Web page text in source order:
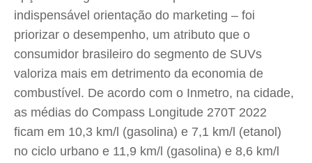
indispensável orientação do marketing – foi
priorizar o desempenho, um atributo que o
consumidor brasileiro do segmento de SUVs
valoriza mais em detrimento da economia de
combustível. De acordo com o Inmetro, na cidade,
as médias do Compass Longitude 270T 2022
ficam em 10,3 km/l (gasolina) e 7,1 km/l (etanol)
no ciclo urbano e 11,9 km/l (gasolina) e 8,6 km/l